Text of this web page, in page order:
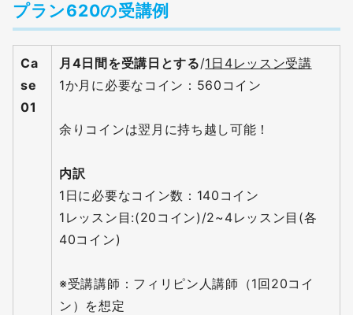
プラン620の受講例
Ca
se
01
月4日間を受講日とする/1日4レッスン受講
1か月に必要なコイン：560コイン
余りコインは翌月に持ち越し可能！
内訳
1日に必要なコイン数：140コイン
1レッスン目:(20コイン)/2~4レッスン目(各
40コイン)
※受講講師：フィリピン人講師（1回20コイ
ン）を想定